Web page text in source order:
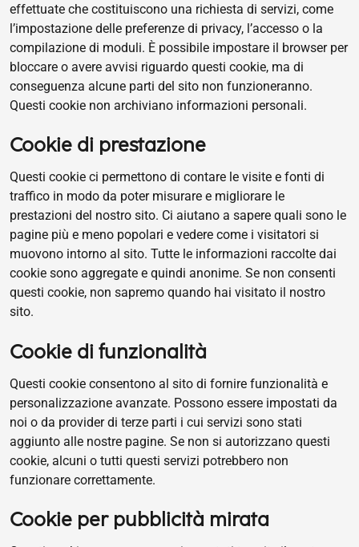
effettuate che costituiscono una richiesta di servizi, come
l’impostazione delle preferenze di privacy, l’accesso o la
compilazione di moduli. È possibile impostare il browser per
bloccare o avere avvisi riguardo questi cookie, ma di
conseguenza alcune parti del sito non funzioneranno.
Questi cookie non archiviano informazioni personali.
Cookie di prestazione
Questi cookie ci permettono di contare le visite e fonti di
traffico in modo da poter misurare e migliorare le
prestazioni del nostro sito. Ci aiutano a sapere quali sono le
pagine più e meno popolari e vedere come i visitatori si
muovono intorno al sito. Tutte le informazioni raccolte dai
cookie sono aggregate e quindi anonime. Se non consenti
questi cookie, non sapremo quando hai visitato il nostro
sito.
Cookie di funzionalità
Questi cookie consentono al sito di fornire funzionalità e
personalizzazione avanzate. Possono essere impostati da
noi o da provider di terze parti i cui servizi sono stati
aggiunto alle nostre pagine. Se non si autorizzano questi
cookie, alcuni o tutti questi servizi potrebbero non
funzionare correttamente.
Cookie per pubblicità mirata